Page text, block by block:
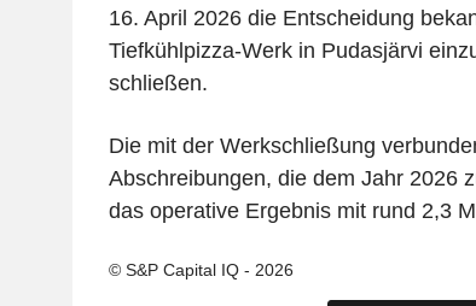
16. April 2026 die Entscheidung
Tiefkühlpizza-Werk in Pudasjärvi
schließen.
Die mit der Werkschließung
Abschreibungen, die dem Jahr 2026
das operative Ergebnis mit rund 2,3
© S&P Capital IQ - 2026